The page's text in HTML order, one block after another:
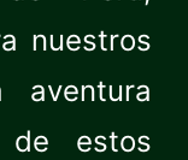
nuestros
de estos